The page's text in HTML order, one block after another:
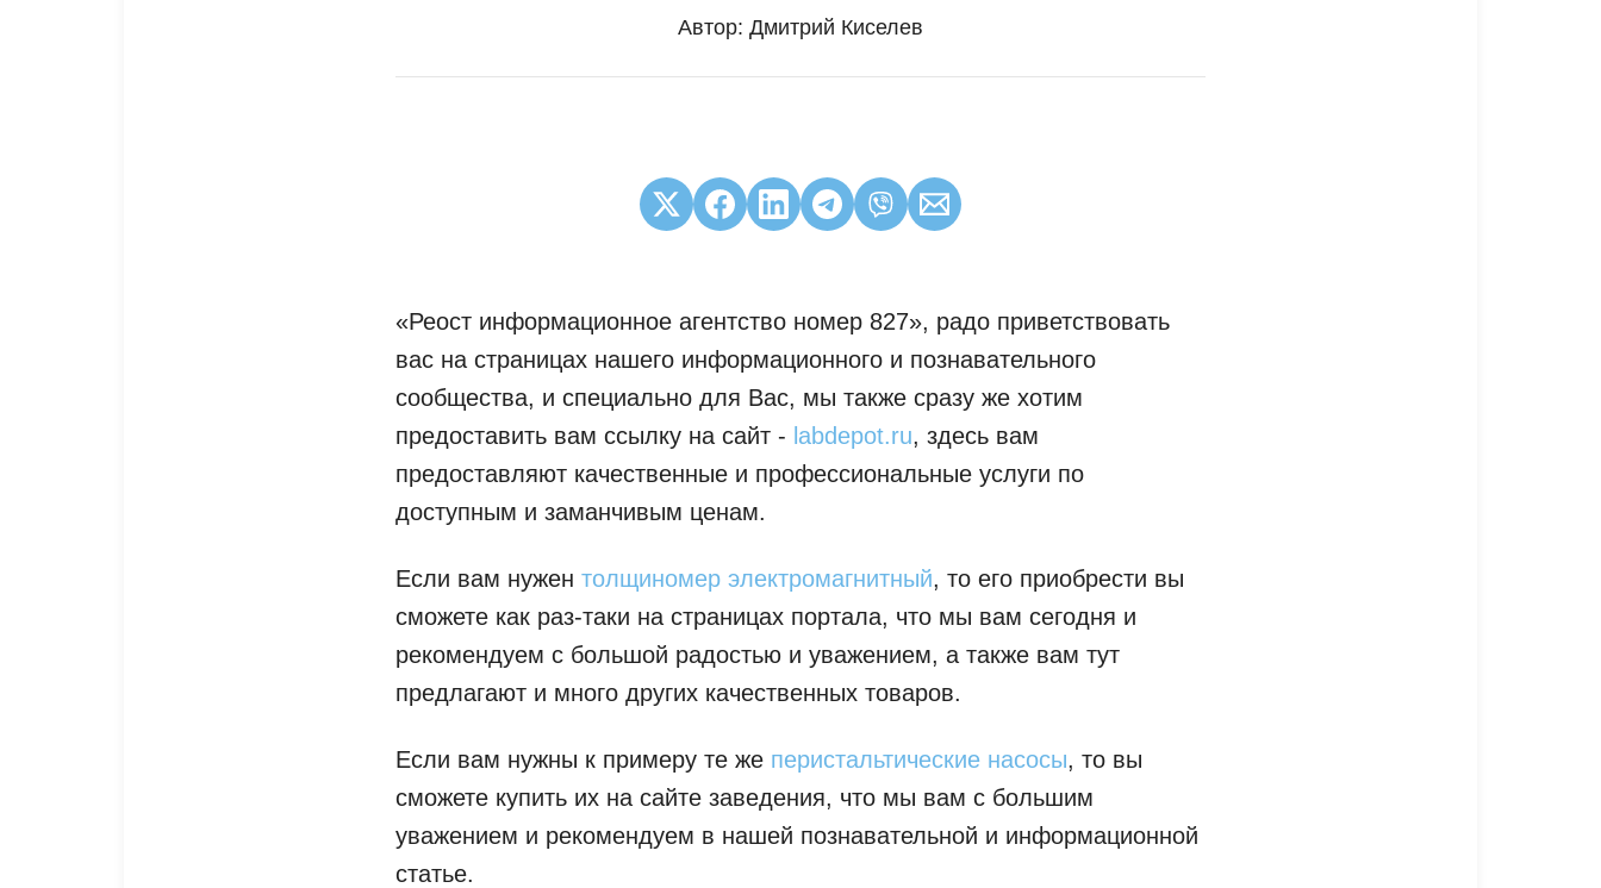
Автор: Дмитрий Киселев
«Реост информационное агентство номер 827», радо приветствовать
вас на страницах нашего информационного и познавательного
сообщества, и специально для Вас, мы также сразу же хотим
предоставить вам ссылку на сайт - labdepot.ru, здесь вам
предоставляют качественные и профессиональные услуги по
доступным и заманчивым ценам.
Если вам нужен толщиномер электромагнитный, то его приобрести вы
сможете как раз-таки на страницах портала, что мы вам сегодня и
рекомендуем с большой радостью и уважением, а также вам тут
предлагают и много других качественных товаров.
Если вам нужны к примеру те же перистальтические насосы, то вы
сможете купить их на сайте заведения, что мы вам с большим
уважением и рекомендуем в нашей познавательной и информационной
статье.